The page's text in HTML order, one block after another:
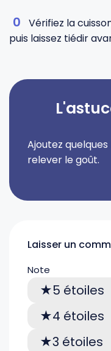
Vérifiez la
puis laissez tiédir
Ajoutez
relever le goût.
Laisser un
Note
5 étoiles
4 étoiles
3 étoiles